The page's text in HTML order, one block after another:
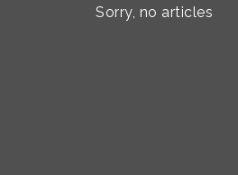
Sorry, no articles